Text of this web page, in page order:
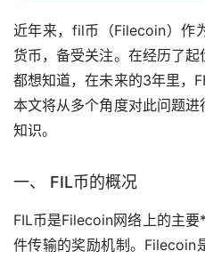
近年来， fil币 （Filecoin）作
货币，备受关注。在经历了
都想知道，在未来的3年里，
本文将从多个角度对此问题
知识。
一、 FIL币的概况
FIL币是Filecoin网络上的主
件传输的奖励机制。Filecoin